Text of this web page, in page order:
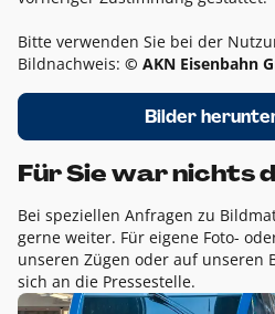
Bitte verwenden Sie bei der
Bildnachweis: © AKN Eisenbahn
Bilder
Für Sie war nichts
Bei speziellen Anfragen zu
gerne weiter. Für eigene Foto-
unseren Zügen oder auf unseren
sich an die Pressestelle.